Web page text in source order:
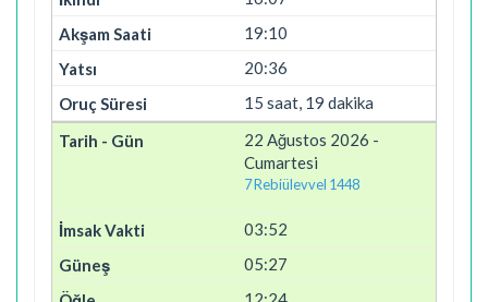
19:10
20:36
15 saat, 19 dakika
22 Ağustos 2026 -
Cumartesi
7 Rebiülevvel 1448
03:52
05:27